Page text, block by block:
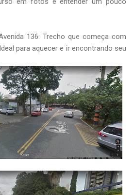
136: Trecho que começa com
para aquecer e ir encontrando seu